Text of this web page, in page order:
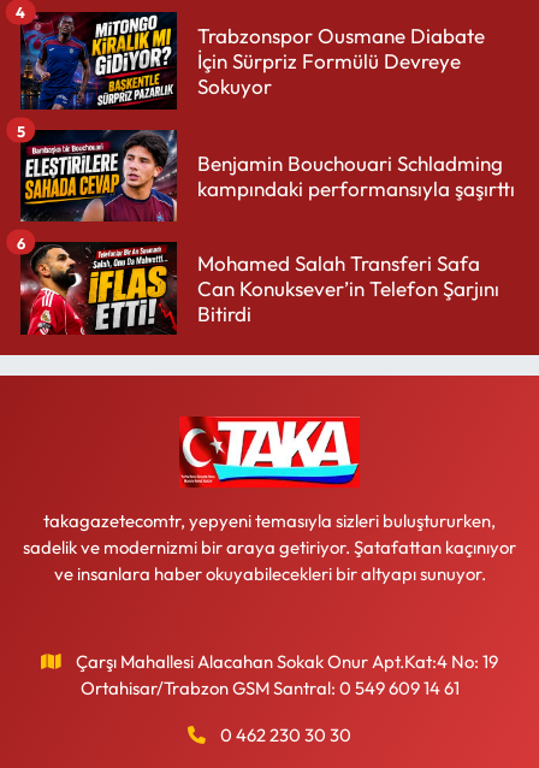
Trabzonspor Ousmane Diabate
İçin Sürpriz Formülü Devreye
Sokuyor
4
Benjamin Bouchouari Schladming
kampındaki performansıyla şaşırttı
5
Mohamed Salah Transferi Safa
Can Konuksever’in Telefon Şarjını
Bitirdi
6
takagazetecomtr, yepyeni temasıyla sizleri buluştururken,
sadelik ve modernizmi bir araya getiriyor. Şatafattan kaçınıyor
ve insanlara haber okuyabilecekleri bir altyapı sunuyor.
Çarşı Mahallesi Alacahan Sokak Onur Apt.Kat:4 No: 19
Ortahisar/Trabzon GSM Santral: 0 549 609 14 61
0 462 230 30 30